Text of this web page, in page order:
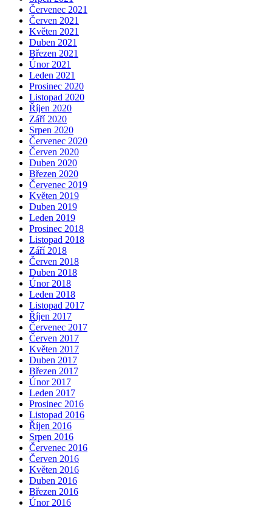
Červenec 2021
Červen 2021
Květen 2021
Duben 2021
Březen 2021
Únor 2021
Leden 2021
Prosinec 2020
Listopad 2020
Říjen 2020
Září 2020
Srpen 2020
Červenec 2020
Červen 2020
Duben 2020
Březen 2020
Červenec 2019
Květen 2019
Duben 2019
Leden 2019
Prosinec 2018
Listopad 2018
Září 2018
Červen 2018
Duben 2018
Únor 2018
Leden 2018
Listopad 2017
Říjen 2017
Červenec 2017
Červen 2017
Květen 2017
Duben 2017
Březen 2017
Únor 2017
Leden 2017
Prosinec 2016
Listopad 2016
Říjen 2016
Srpen 2016
Červenec 2016
Červen 2016
Květen 2016
Duben 2016
Březen 2016
Únor 2016